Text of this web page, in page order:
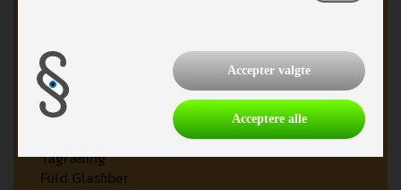
Alufælge
Stabilisator
Stor tagluge
Fluenetsdør
Tagræling
Fuld Glasfiber
Accepter valgte
Acceptere alle